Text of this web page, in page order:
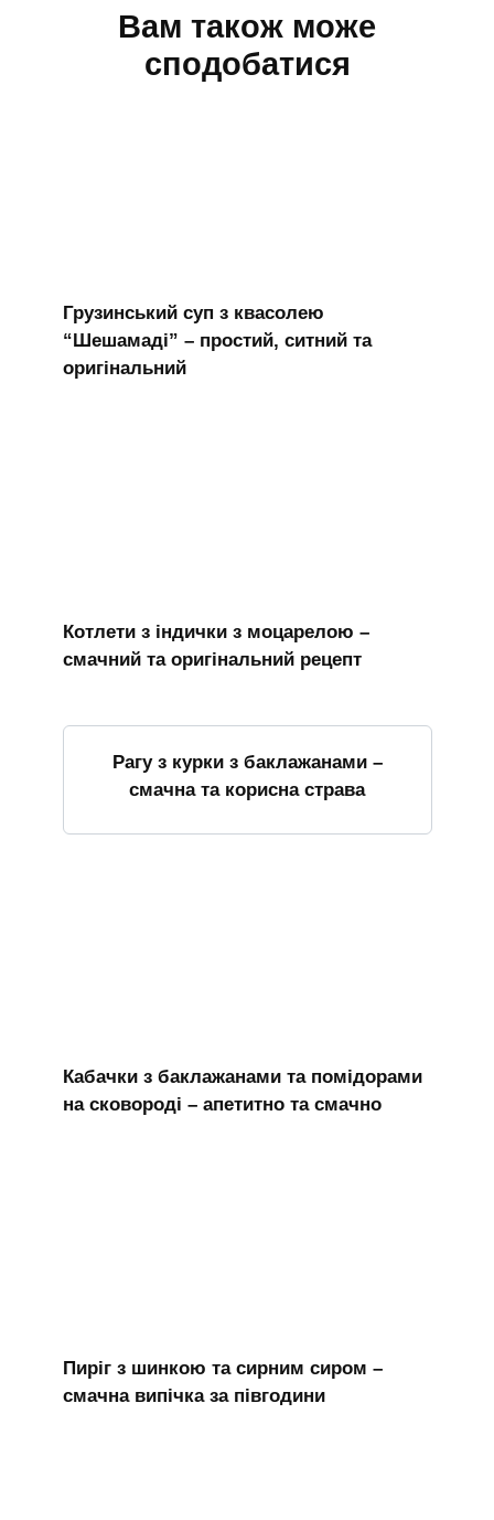
Вам також може
сподобатися
Грузинський суп з квасолею
“Шешамаді” – простий, ситний та
оригінальний
Котлети з індички з моцарелою –
смачний та оригінальний рецепт
Рагу з курки з баклажанами –
смачна та корисна страва
Кабачки з баклажанами та помідорами
на сковороді – апетитно та смачно
Пиріг з шинкою та сирним сиром –
смачна випічка за півгодини